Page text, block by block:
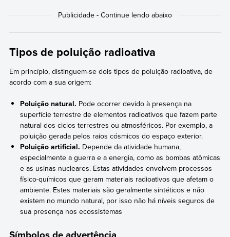
Tipos de poluição radioativa
Em princípio, distinguem-se dois tipos de poluição radioativa, de
acordo com a sua origem:
Poluição natural. Pode ocorrer devido à presença na
superfície terrestre de elementos radioativos que fazem parte
natural dos ciclos terrestres ou atmosféricos. Por exemplo, a
poluição gerada pelos raios cósmicos do espaço exterior.
Poluição artificial. Depende da atividade humana,
especialmente a guerra e a energia, como as bombas atômicas
e as usinas nucleares. Estas atividades envolvem processos
físico-químicos que geram materiais radioativos que afetam o
ambiente. Estes materiais são geralmente sintéticos e não
existem no mundo natural, por isso não há níveis seguros de
sua presença nos ecossistemas